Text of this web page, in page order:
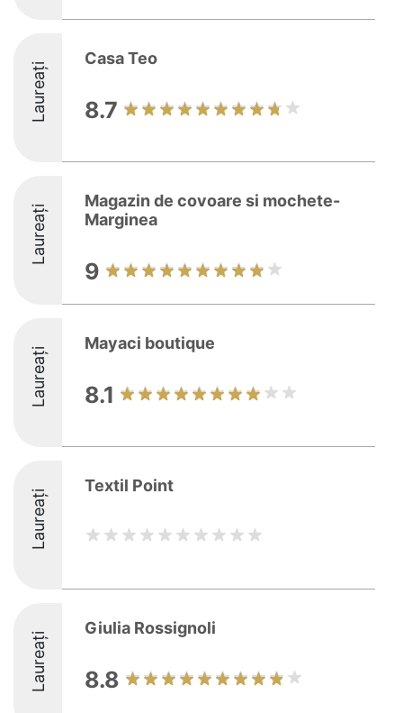
Laureați
Casa Teo
8.7
Laureați
Magazin de covoare si mochete-
Marginea
9
Laureați
Mayaci boutique
8.1
Laureați
Textil Point
Laureați
Giulia Rossignoli
8.8